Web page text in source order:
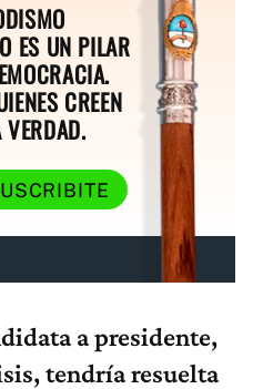
ES UN PILAR
CREEN
a presidente,
tendría resuelta